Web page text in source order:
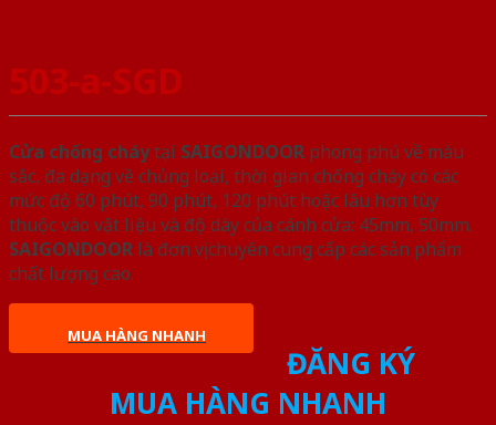
503-a-SGD
Cửa chống cháytại SAIGONDOOR phong phú về màu
sắc, đa dạng về chủng loại, thời gian chống cháy có các
mức độ 60 phút, 90 phút, 120 phút hoặc lâu hơn tùy
thuộc vào vật liệu và độ dày của cánh cửa: 45mm, 50mm.
SAIGONDOOR là đơn vị chuyên cung cấp các sản phẩm
chất lượng cao.
MUA HÀNG NHANH
ĐĂNG KÝ
MUA HÀNG NHANH